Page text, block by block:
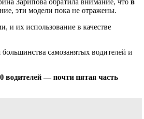
эти модели пока не отражены.
и их использование в качестве
самозанятых водителей и
водителей — почти пятая часть